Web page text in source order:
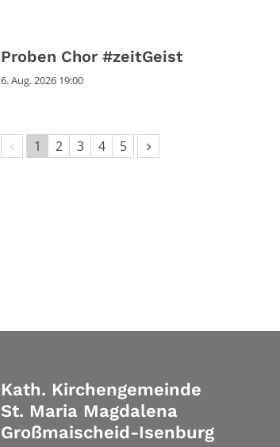
Proben Chor #zeitGeist
6. Aug. 2026 19:00
Vorherige Seite
1 2 3 4 5 Nächste Seite
Kath. Kirchengemeinde
St. Maria Magdalena
Großmaischeid-Isenburg